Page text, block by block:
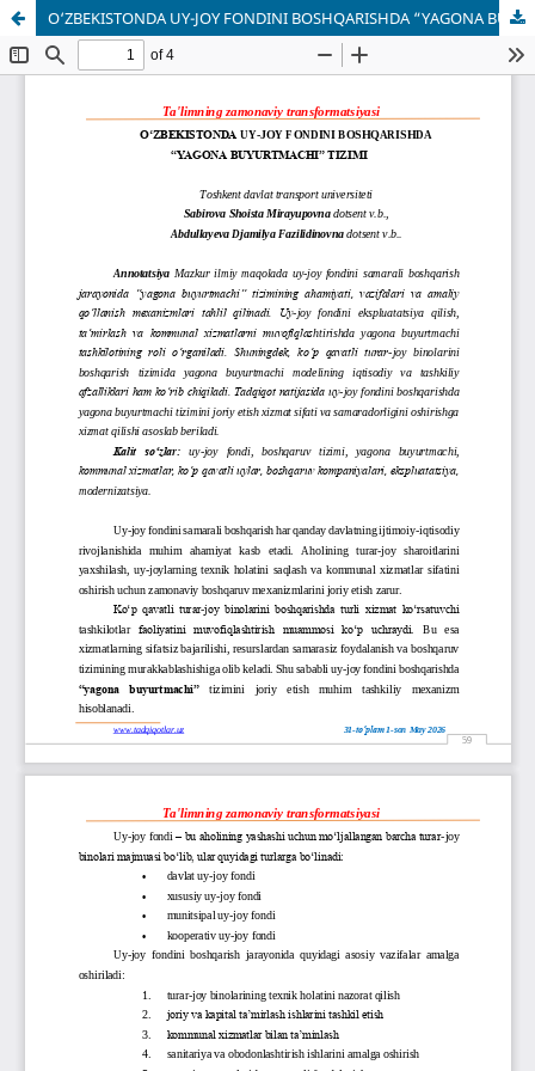
O‘ZBEKISTONDA UY-JOY FONDINI BOSHQARISHDA “YAGONA BUYURTMACHI” TIZIMI